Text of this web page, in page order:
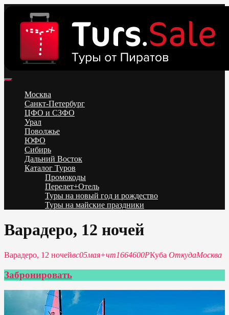
content
Низкие цены на путевки 3-7-10 ночей все включено, отдых на
море. Распродажа экскурсионных и горнолыжных туров.
Обновление каждый день. Официальный сайт Тур Сейл
Москва
Санкт-Петербург
ЦФО и СЗФО
Урал
Поволжье
ЮФО
Сибирь
Дальний Восток
Каталог Туров
Промокоды
Перелет+Отель
Туры на новый год и рождество
Туры на майские праздники
Варадеро, 12 ночей
Варадеро, 12 ночейвс05мая+чт1664600РКуба ОткудаМосква
Забронировать